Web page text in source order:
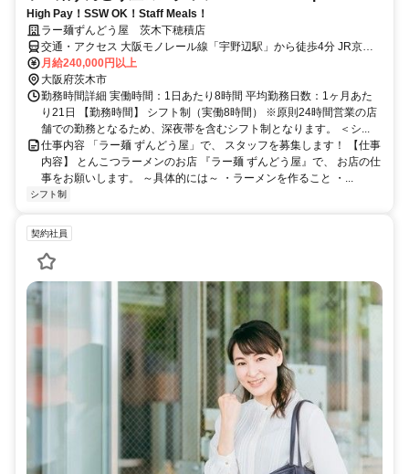
High Pay！SSW OK！Staff Meals！
ラー麺ずんどう屋 茨木下穂積店
交通・アクセス 大阪モノレール線「宇野辺駅」から徒歩4分 JR京都
線「茨木駅」から徒歩16分 大阪モノレール彩都線「公園東口駅」か
ら徒歩19分 大阪モノレール線「南茨木駅」から徒歩20分 車（マイカ
ー）・バイク・自転車通勤OK
月給240,000円以上
大阪府茨木市
勤務時間詳細 実働時間：1日あたり8時間 平均勤務日数：1ヶ月あた
り21日 【勤務時間】 シフト制（実働8時間） ※原則24時間営業の店
舗での勤務となるため、深夜帯を含むシフト制となります。 ＜シ...
仕事内容 「ラー麺 ずんどう屋」で、 スタッフを募集します！ 【仕事
内容】 とんこつラーメンのお店 『ラー麺 ずんどう屋』で、 お店の仕
事をお願いします。 ～具体的には～ ・ラーメンを作ること ・...
シフト制
契約社員